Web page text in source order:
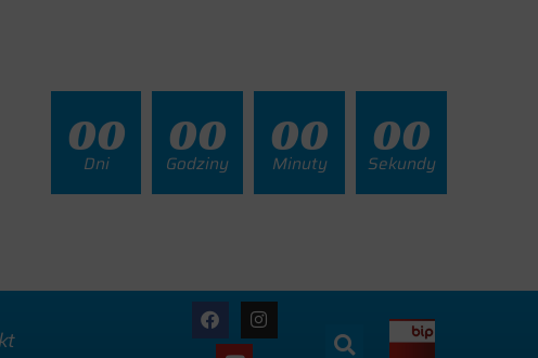
00
Dni
00
Godziny
00
Minuty
00
Sekundy